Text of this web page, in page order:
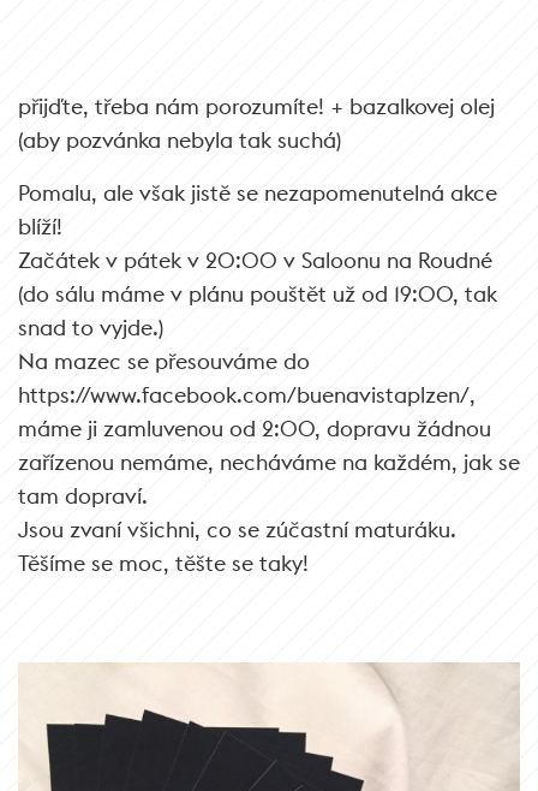
přijďte, třeba nám porozumíte! + bazalkovej olej
(aby pozvánka nebyla tak suchá)
Pomalu, ale však jistě se nezapomenutelná akce
blíží!
Začátek v pátek v 20:00 v Saloonu na Roudné
(do sálu máme v plánu pouštět už od 19:00, tak
snad to vyjde.)
Na mazec se přesouváme do
https://www.facebook.com/buenavistaplzen/,
máme ji zamluvenou od 2:00, dopravu žádnou
zařízenou nemáme, necháváme na každém, jak se
tam dopraví.
Jsou zvaní všichni, co se zúčastní maturáku.
Těšíme se moc, těšte se taky!